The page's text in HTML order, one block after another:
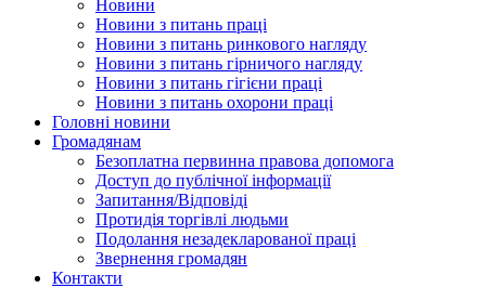
Новини
Новини з питань праці
Новини з питань ринкового нагляду
Новини з питань гірничого нагляду
Новини з питань гігієни праці
Новини з питань охорони праці
Головні новини
Громадянам
Безоплатна первинна правова допомога
Доступ до публічної інформації
Запитання/Відповіді
Протидія торгівлі людьми
Подолання незадекларованої праці
Звернення громадян
Контакти